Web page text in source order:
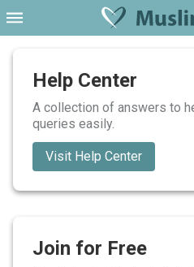
Help Center
A collection of answers to
queries easily.
Visit Help Center
Join for Free